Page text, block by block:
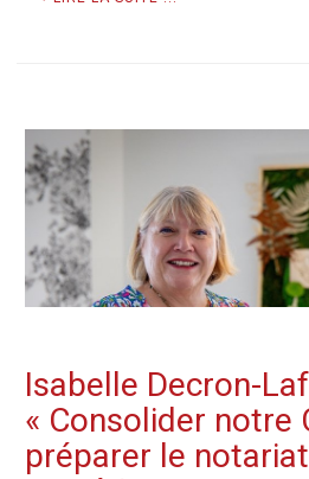
Isabelle Decron-
« Consolider notre
préparer le